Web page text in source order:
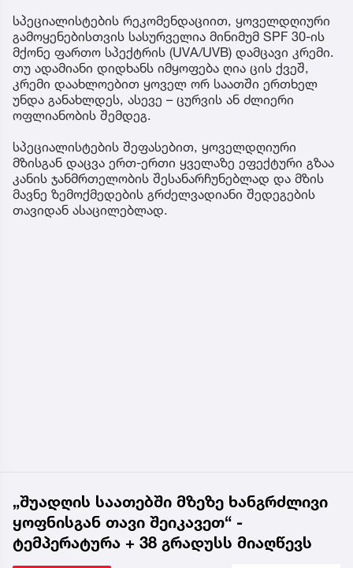
სპეციალისტების რეკომენდაციით, ყოველდღიური
გამოყენებისთვის სასურველია მინიმუმ SPF 30-ის
მქონე ფართო სპექტრის (UVA/UVB) დამცავი კრემი.
თუ ადამიანი დიდხანს იმყოფება ღია ცის ქვეშ,
კრემი დაახლოებით ყოველ ორ საათში ერთხელ
უნდა განახლდეს, ასევე – ცურვის ან ძლიერი
ოფლიანობის შემდეგ.
სპეციალისტების შეფასებით, ყოველდღიური
მზისგან დაცვა ერთ-ერთი ყველაზე ეფექტური გზაა
კანის ჯანმრთელობის შესანარჩუნებლად და მზის
მავნე ზემოქმედების გრძელვადიანი შედეგების
თავიდან ასაცილებლად.
„შუადღის საათებში მზეზე ხანგრძლივი
ყოფნისგან თავი შეიკავეთ“ -
ტემპერატურა + 38 გრადუსს მიაღწევს